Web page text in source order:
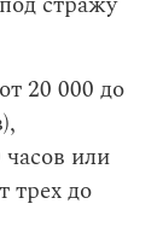
20 000 до
или
трех до